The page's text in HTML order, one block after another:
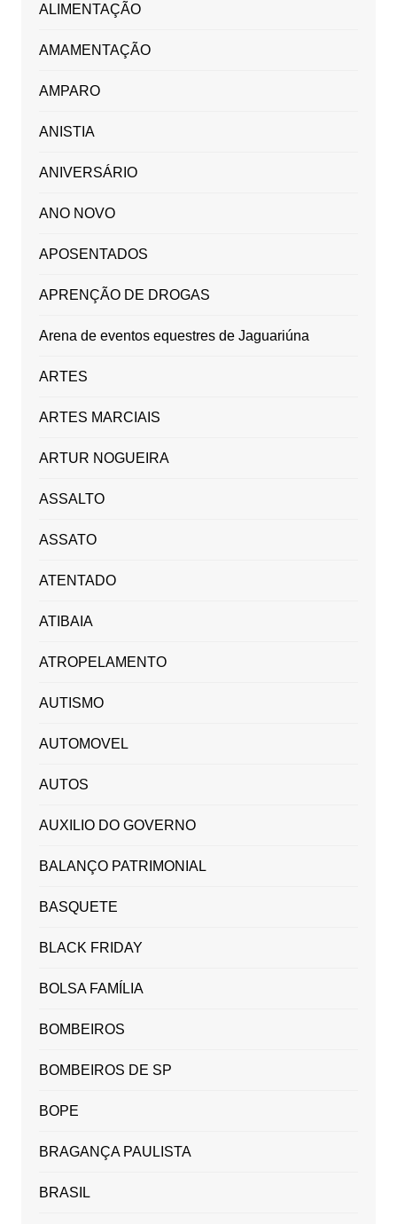
ALIMENTAÇÃO
AMAMENTAÇÃO
AMPARO
ANISTIA
ANIVERSÁRIO
ANO NOVO
APOSENTADOS
APRENÇÃO DE DROGAS
Arena de eventos equestres de Jaguariúna
ARTES
ARTES MARCIAIS
ARTUR NOGUEIRA
ASSALTO
ASSATO
ATENTADO
ATIBAIA
ATROPELAMENTO
AUTISMO
AUTOMOVEL
AUTOS
AUXILIO DO GOVERNO
BALANÇO PATRIMONIAL
BASQUETE
BLACK FRIDAY
BOLSA FAMÍLIA
BOMBEIROS
BOMBEIROS DE SP
BOPE
BRAGANÇA PAULISTA
BRASIL